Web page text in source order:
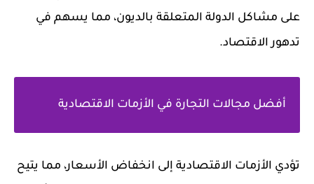
على مشاكل الدولة المتعلقة بالديون، مما يسهم في
تدهور الاقتصاد.
أفضل مجالات التجارة في الأزمات الاقتصادية
تؤدي الأزمات الاقتصادية إلى انخفاض الأسعار، مما يتيح